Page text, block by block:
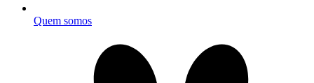
Quem somos